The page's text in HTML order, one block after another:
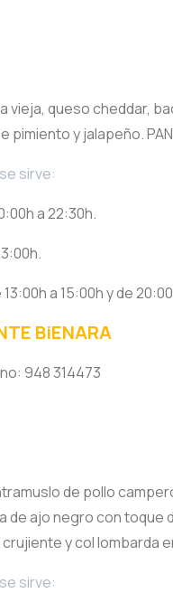
vieja, queso cheddar,
pimiento y jalapeño.
sirve:
a 22:30h.
a 15:00h y de
BiENARA
948 314473
de pollo
de ajo negro con
y col lombarda
sirve: